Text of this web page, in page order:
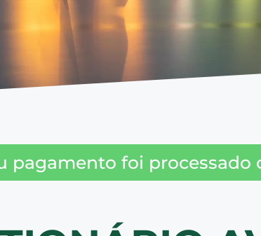
pagamento foi processado